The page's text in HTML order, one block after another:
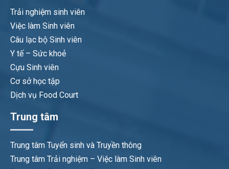
Trải nghiệm sinh viên
Việc làm Sinh viên
Câu lạc bộ Sinh viên
Y tế – Sức khoẻ
Cựu Sinh viên
Cơ sở học tập
Dịch vụ Food Court
Trung tâm
Trung tâm Tuyển sinh và Truyền thông
Trung tâm Trải nghiệm – Việc làm Sinh viên